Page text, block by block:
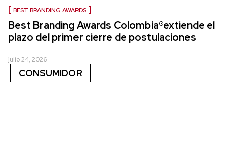
BEST BRANDING AWARDS
Best Branding Awards Colombia®extiende el
plazo del primer cierre de postulaciones
julio 24, 2026
CONSUMIDOR